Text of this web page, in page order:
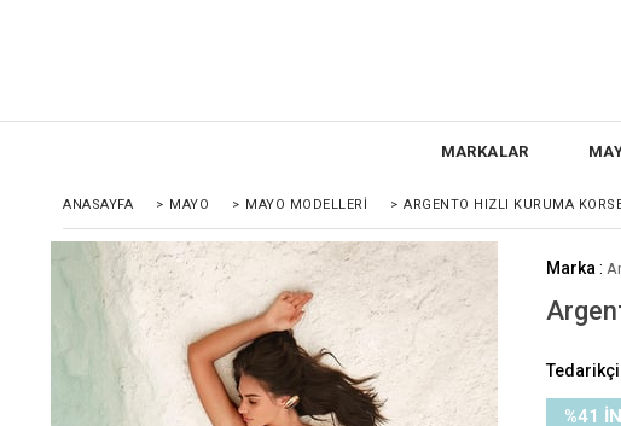
MARKALAR
ANASAYFA > MAYO > MAYO MODELLERI > ARGENTO HIZLI KURUMA
Marka :
Tedarikçi
%41